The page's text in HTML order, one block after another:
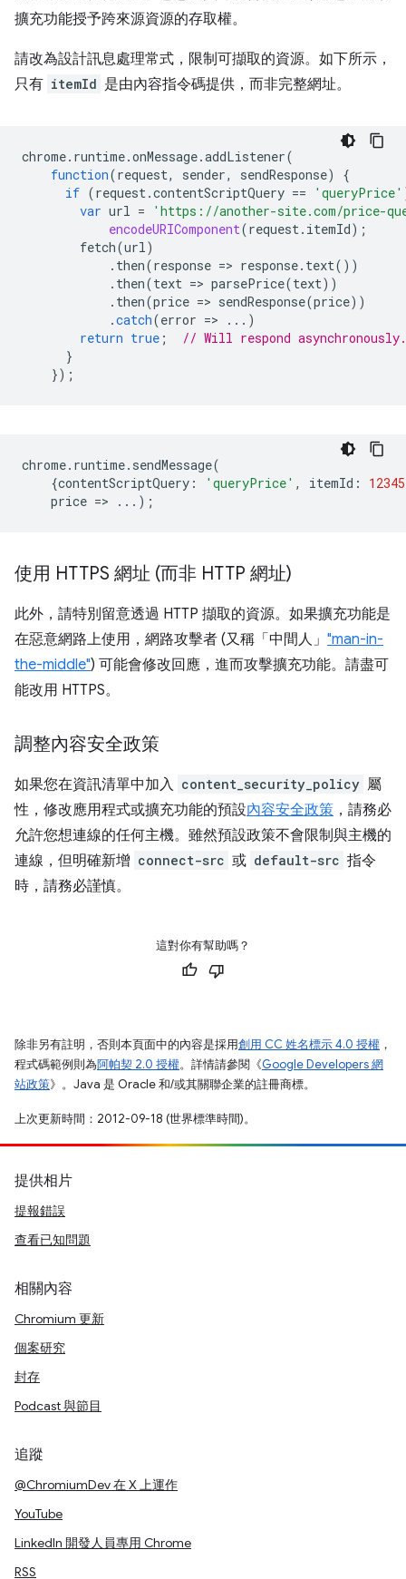
擴充功能授予跨來源資源的存取權。
請改為設計訊息處理常式，限制可擷取的資源。如下所示，
只有 itemId 是由內容指令碼提供，而非完整網址。
chrome. runtime.onMessage.addListener(
function(request, sender, sendResponse)
{
if (request.contentScriptQuery == 'queryPrice'
var url =
'https://another-site.com/price-
encodeURIComponent(request. itemId);
fetch(url)
. then(response => response. text())
. then(text => parsePrice(text))
. then(price => sendResponse(price))
.catch(error =>
...)
return true ;
// Will respond asynchronously.
}
});
chrome. runtime. sendMessage(
{contentScriptQuery : 'queryPrice' , itemId : 12345
price => ...);
使用 HTTPS 網址 (而非 HTTP 網址)
此外，請特別留意透過 HTTP 擷取的資源。如果擴充功能是
在惡意網路上使用，網路攻擊者 (又稱「中間人」 "man-in-
the-middle") 可能會修改回應，進而攻擊擴充功能。請盡可
能改用 HTTPS。
調整內容安全政策
如果您在資訊清單中加入 content_security_policy 屬
性，修改應用程式或擴充功能的預設內容安全政策 ，請務必
允許您想連線的任何主機。雖然預設政策不會限制與主機的
連線，但明確新增 connect-src 或 default-src 指令
時，請務必謹慎。
這對你有幫助嗎？
除非另有註明，否則本頁面中的內容是採用創用 CC 姓名標示 4.0 授權 ，
程式碼範例則為阿帕契 2.0 授權。詳情請參閱《Google Developers 網
站政策》。Java 是 Oracle 和/或其關聯企業的註冊商標。
上次更新時間：2012-09-18 (世界標準時間)。
提供相片
提報錯誤
查看已知問題
相關內容
Chromium 更新
個案研究
封存
Podcast 與節目
追蹤
@ChromiumDev 在 X 上運作
YouTube
LinkedIn 開發人員專用 Chrome
RSS